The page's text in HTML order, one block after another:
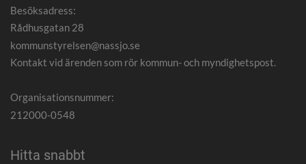
Besöksadress:
Rådhusgatan 28
kommunstyrelsen@nassjo.se
Kontakt vid ärenden som rör kommun- och myndighetspost.
Organisationsnummer:
212000-0548
Hitta snabbt